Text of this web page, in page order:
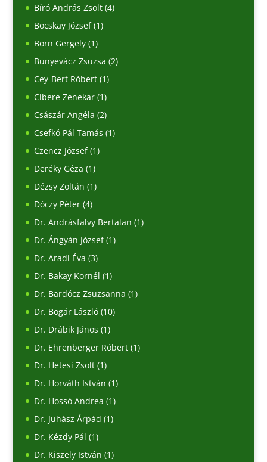
Bíró András Zsolt(4)
Bocskay József(1)
Born Gergely(1)
Bunyevácz Zsuzsa (2)
Cey-Bert Róbert(1)
Cibere Zenekar(1)
Császár Angéla (2)
Csefkó Pál Tamás (1)
Czencz József(1)
Deréky Géza (1)
Dézsy Zoltán (1)
Dóczy Péter(4)
Dr. Andrásfalvy Bertalan (1)
Dr. Ángyán József(1)
Dr. Aradi Éva (3)
Dr. Bakay Kornél (1)
Dr. Bardócz Zsuzsanna (1)
Dr. Bogár László(10)
Dr. Drábik János (1)
Dr. Ehrenberger Róbert(1)
Dr. Hetesi Zsolt(1)
Dr. Horváth István (1)
Dr. Hossó Andrea (1)
Dr. Juhász Árpád (1)
Dr. Kézdy Pál (1)
Dr. Kiszely István (1)